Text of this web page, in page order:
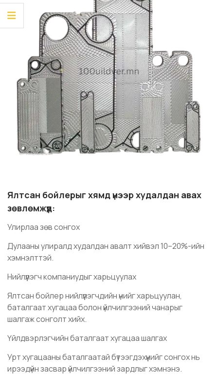
Ялтсан бойлерыг хямд үнээр худалдан авах
зөвлөмжүүд:
Улирлаа зөв сонгох
Дулааны улиралд худалдан авалт хийвэл 10–20%-ийн
хэмнэлттэй.
Нийлүүлэгч компаниудыг харьцуулах
Ялтсан бойлер нийлүүлэгчдийн үнийг харьцуулан,
баталгаат хугацаа болон үйлчилгээний чанарыг
шалгаж сонголт хийх.
Үйлдвэрлэгчийн баталгаат хугацаа шалгах
Урт хугацааны баталгаатай бүтээгдэхүүнийг сонгох нь
ирээдүйн засвар үйлчилгээний зардлыг хэмнэнэ.